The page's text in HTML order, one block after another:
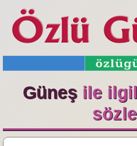
Güneşile